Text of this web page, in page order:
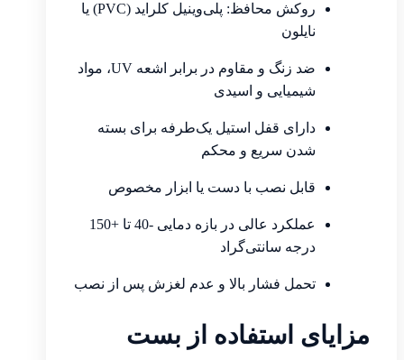
روکش محافظ: پلی‌وینیل کلراید (PVC) یا
نایلون
ضد زنگ و مقاوم در برابر اشعه UV، مواد
شیمیایی و اسیدی
دارای قفل استیل یک‌طرفه برای بسته
شدن سریع و محکم
قابل نصب با دست یا ابزار مخصوص
عملکرد عالی در بازه دمایی -40 تا +150
درجه سانتی‌گراد
تحمل فشار بالا و عدم لغزش پس از نصب
مزایای استفاده از بست